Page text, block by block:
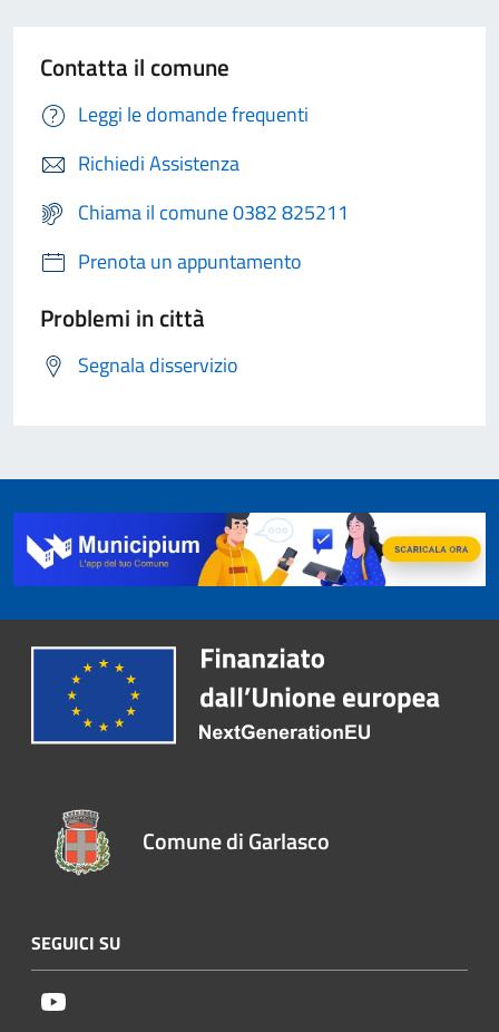
Contatta il comune
Leggi le domande frequenti
Richiedi Assistenza
Chiama il comune 0382 825211
Prenota un appuntamento
Problemi in città
Segnala disservizio
Comune di Garlasco
SEGUICI SU